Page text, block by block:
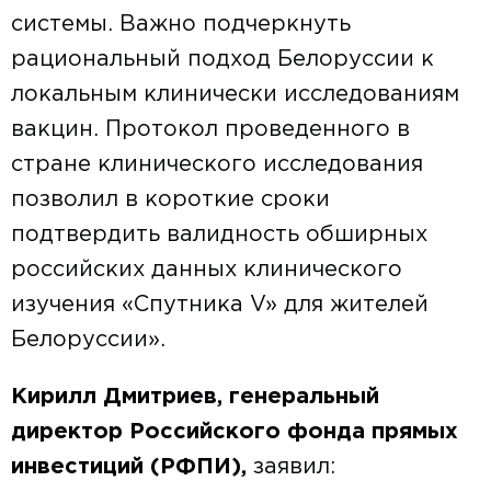
системы. Важно подчеркнуть
рациональный подход Белоруссии к
локальным клинически исследованиям
вакцин. Протокол проведенного в
стране клинического исследования
позволил в короткие сроки
подтвердить валидность обширных
российских данных клинического
изучения «Спутника V» для жителей
Белоруссии».
Кирилл Дмитриев, генеральный
директор Российского фонда прямых
инвестиций (РФПИ), заявил: